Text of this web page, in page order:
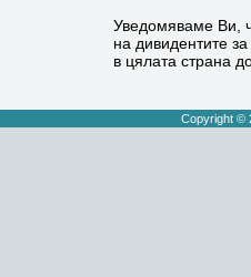
Уведомяваме Ви,
на дивидентите
в цялата страна
Copyright ©